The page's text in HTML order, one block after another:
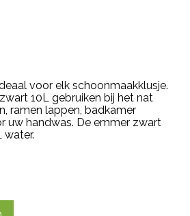
voor elk schoonmaakklusje.
10L gebruiken bij het nat
ramen lappen, badkamer
uw handwas. De emmer zwart
water.